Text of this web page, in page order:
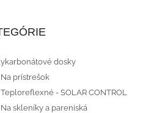
dosky
Na prístrešok
Teploreflexné - SOLAR CONTROL
Na skleníky a pareniská